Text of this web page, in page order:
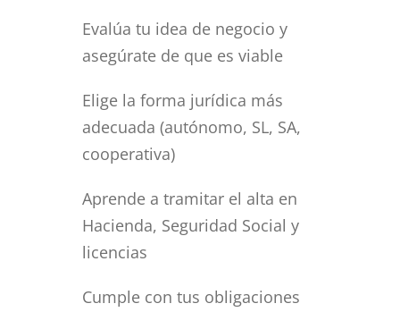
Evalúa tu idea de negocio y
asegúrate de que es viable
Elige la forma jurídica más
adecuada (autónomo, SL, SA,
cooperativa)
Aprende a tramitar el alta en
Hacienda, Seguridad Social y
licencias
Cumple con tus obligaciones